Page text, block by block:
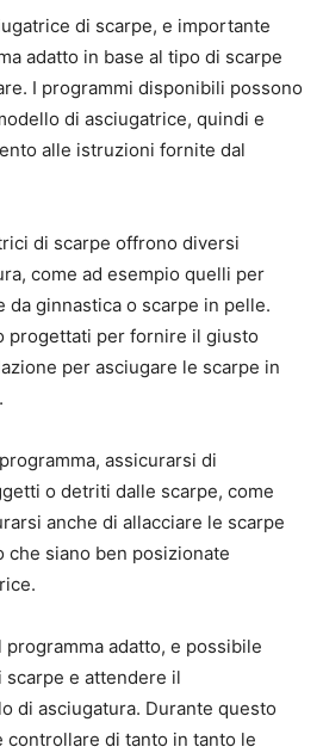
di scarpe, e importante
adatto in base al tipo di scarpe
I programmi disponibili possono
di asciugatrice, quindi e
alle istruzioni fornite dal
di scarpe offrono diversi
come ad esempio quelli per
da ginnastica o scarpe in pelle.
progettati per fornire il giusto
per asciugare le scarpe in
assicurarsi di
o detriti dalle scarpe, come
anche di allacciare le scarpe
siano ben posizionate
adatto, e possibile
scarpe e attendere il
di asciugatura. Durante questo
controllare di tanto in tanto le